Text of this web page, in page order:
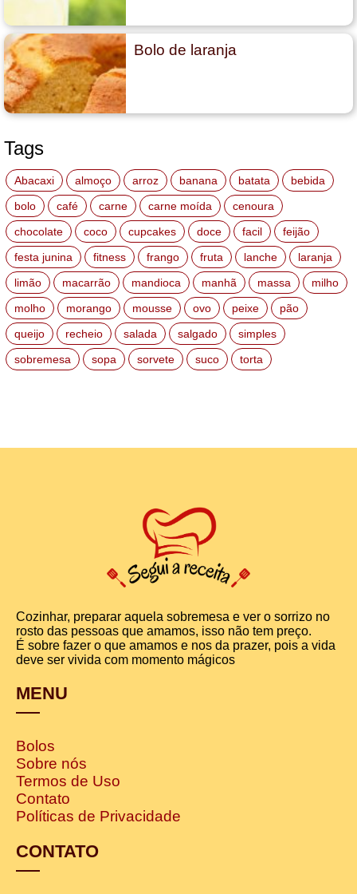
Bolo de laranja
Tags
Abacaxi almoço arroz banana batata
bebida
bolo
café carne carne moída
cenoura
chocolate
coco cupcakes doce facil
feijão
festa junina
fitness frango fruta lanche
laranja
limão
macarrão mandioca manhã massa
milho
molho
morango mousse ovo peixe
pão
queijo
recheio salada salgado
simples
sobremesa
sopa sorvete suco torta
Cozinhar, preparar aquela sobremesa e ver o sorrizo no
rosto das pessoas que amamos, isso não tem preço.
É sobre fazer o que amamos e nos da prazer, pois a vida
deve ser vivida com momento mágicos
MENU
Bolos
Sobre nós
Termos de Uso
Contato
Políticas de Privacidade
CONTATO